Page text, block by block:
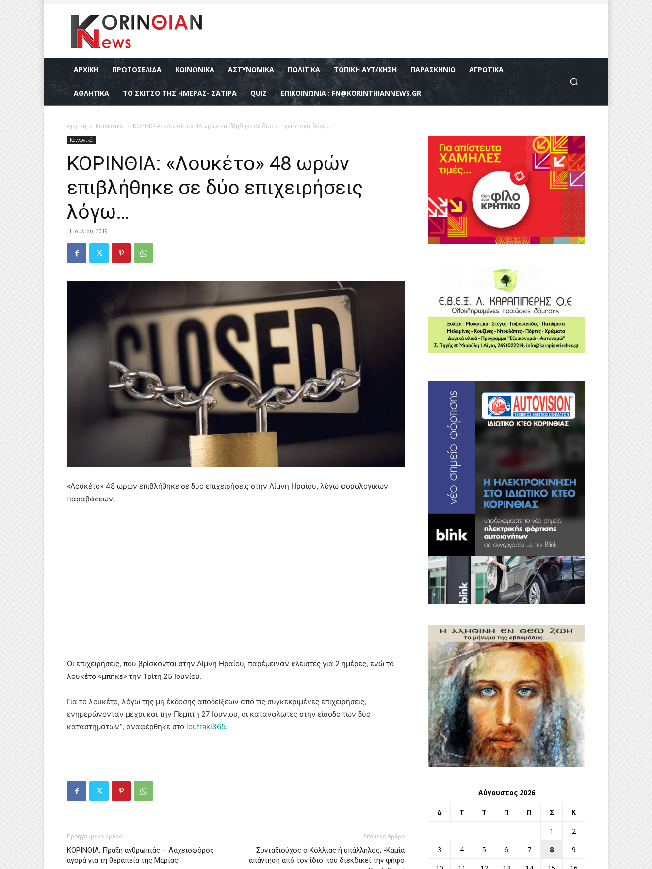
ΑΡΧΙΚΉ ΠΡΩΤΟΣΕΛΙΔΑ ΚΟΙΝΩΝΙΚΆ ΑΣΤΥΝΟΜΙΚΆ ΠΟΛΙΤΙΚΆ ΤΟΠΙΚΉ ΑΥΤ/ΚΗΣΗ ΠΑΡΑΣΚΉΝΙΟ ΑΓΡΟΤΙΚΆ
ΑΘΛΗΤΙΚΆ ΤΟ ΣΚΙΤΣΟ ΤΗΣ ΗΜΕΡΑΣ- ΣΑΤΙΡΑ QUIZ ΕΠΙΚΟΙΝΩΝΊΑ : FN@KORINTHIANNEWS.GR
Αρχική Κοινωνικά ΚΟΡΙΝΘΙΑ: «Λουκέτο» 48 ωρών επιβλήθηκε σε δύο επιχειρήσεις λόγω…
Κοινωνικά
ΚΟΡΙΝΘΙΑ: «Λουκέτο» 48 ωρών
επιβλήθηκε σε δύο επιχειρήσεις
λόγω…
1 Ιουλίου, 2019
«Λουκέτο» 48 ωρών επιβλήθηκε σε δύο επιχειρήσεις στην Λίμνη Ηραίου, λόγω φορολογικών
παραβάσεων.
Οι επιχειρήσεις, που βρίσκονται στην Λίμνη Ηραίου, παρέμειναν κλειστές για 2 ημέρες, ενώ το
λουκέτο «μπήκε» την Τρίτη 25 Ιουνίου.
Για το λουκέτο, λόγω της μη έκδοσης αποδείξεων από τις συγκεκριμένες επιχειρήσεις,
ενημερώνονταν μέχρι και την Πέμπτη 27 Ιουνίου, οι καταναλωτές στην είσοδο των δύο
καταστημάτων”, αναφέρθηκε στο loutraki365.
Προηγούμενο άρθρο
ΚΟΡΙΝΘΙΑ: Πράξη ανθρωπιάς – Λαχειοφόρος
αγορά για τη θεραπεία της Μαρίας
Επόμενο άρθρο
Συνταξιούχος ο Κόλλιας ή υπάλληλος; -Καμία
απάντηση από τον ίδιο που διεκδικεί την ψήφο
Αύγουστος 2026
Δ Τ Τ Π Π Σ Κ
1
2
3
4 5 6 7 8
9